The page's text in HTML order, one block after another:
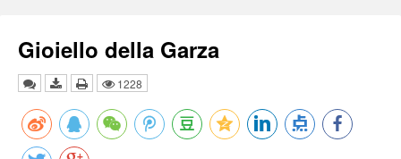
Gioiello della Garza
1228